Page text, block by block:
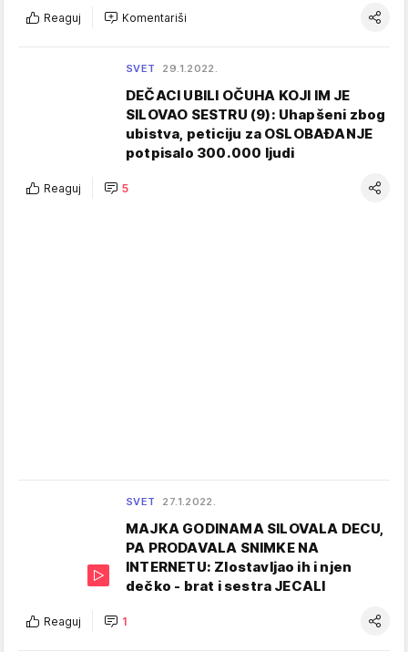
Reaguj Komentariši
SVET 29.1.2022.
DEČACI UBILI OČUHA KOJI IM JE
SILOVAO SESTRU (9): Uhapšeni zbog
ubistva, peticiju za OSLOBAĐANJE
potpisalo 300.000 ljudi
Reaguj 5
SVET 27.1.2022.
MAJKA GODINAMA SILOVALA DECU,
PA PRODAVALA SNIMKE NA
INTERNETU: Zlostavljao ih i njen
dečko - brat i sestra JECALI
Reaguj 1